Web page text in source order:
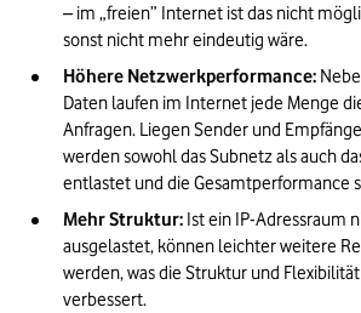
– im „freien” Internet ist das nicht
sonst nicht mehr eindeutig wäre.
Höhere Netzwerkperformance:
Daten laufen im Internet jede Menge
Anfragen. Liegen Sender und
werden sowohl das Subnetz als auch
entlastet und die Gesamtperformance
Mehr Struktur: Ist ein IP-Adressraum
ausgelastet, können leichter weitere
werden, was die Struktur und
verbessert.